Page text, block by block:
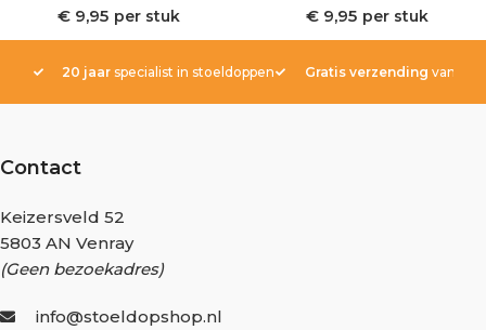
€ 9,95 per stuk € 9,95 per stuk
20 jaar specialist in stoeldoppen Gratis verzending vanaf €
Contact
Keizersveld 52
5803 AN Venray
(Geen bezoekadres)
info@stoeldopshop.nl